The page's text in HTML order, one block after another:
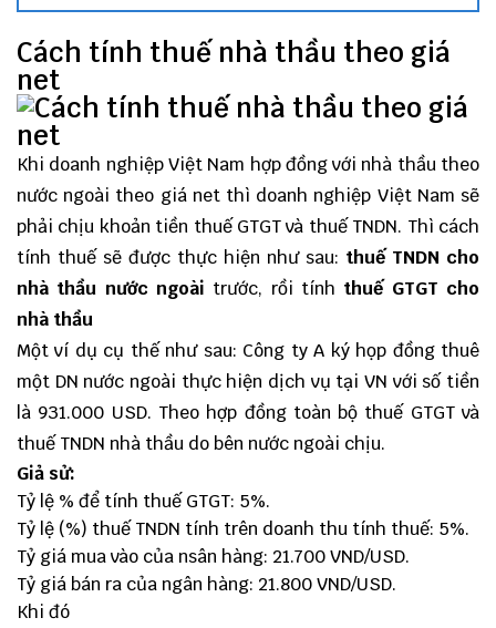
Cách tính thuế nhà thầu theo giá
net
Khi doanh nghiệp Việt Nam hợp đồng với nhà thầu theo
nước ngoài theo giá net thì doanh nghiệp Việt Nam sẽ
phải chịu khoản tiền thuế GTGT và thuế TNDN. Thì cách
tính thuế sẽ được thực hiện như sau: thuế TNDN cho
nhà thầu nước ngoài trước, rồi tính thuế GTGT cho
nhà thầu
Một ví dụ cụ thế như sau: Công ty A ký họp đồng thuê
một DN nước ngoài thực hiện dịch vụ tại VN với số tiền
là 931.000 USD. Theo hợp đồng toàn bộ thuế GTGT và
thuế TNDN nhà thầu do bên nước ngoài chịu.
Giả sử:
Tỷ lệ % để tính thuế GTGT: 5%.
Tỷ lệ (%) thuế TNDN tính trên doanh thu tính thuế: 5%.
Tỷ giá mua vào của nsân hàng: 21.700 VND/USD.
Tỷ giá bán ra của ngân hàng: 21.800 VND/USD.
Khi đó